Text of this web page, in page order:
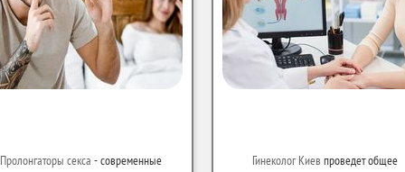
Пролонгаторы секса - современные
Гинеколог Киев проведет общее